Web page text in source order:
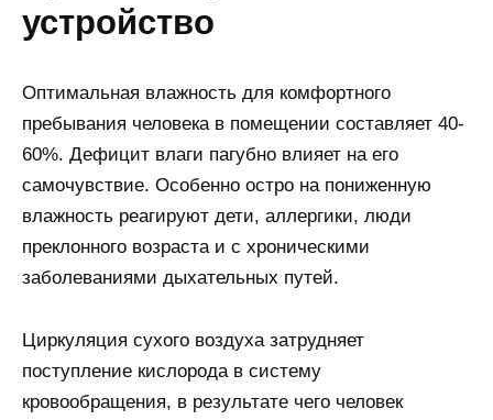
устройство
Оптимальная влажность для комфортного
пребывания человека в помещении составляет 40-
60%. Дефицит влаги пагубно влияет на его
самочувствие. Особенно остро на пониженную
влажность реагируют дети, аллергики, люди
преклонного возраста и с хроническими
заболеваниями дыхательных путей.
Циркуляция сухого воздуха затрудняет
поступление кислорода в систему
кровообращения, в результате чего человек